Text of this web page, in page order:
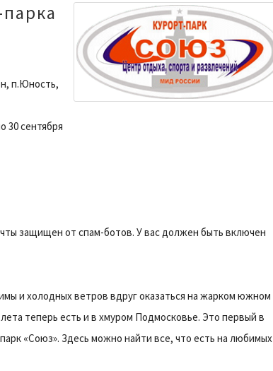
п.Юность,
30 сентября
защищен от спам-ботов. У вас должен быть включен
и холодных ветров вдруг оказаться на жарком южном
теперь есть и в хмуром Подмосковье. Это первый в
«Союз». Здесь можно найти все, что есть на любимых